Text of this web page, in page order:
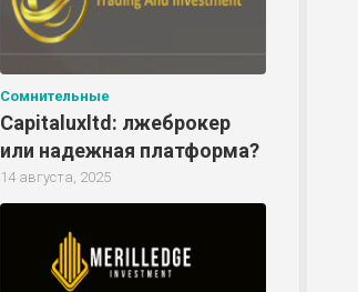
Сомнительные
Capitaluxltd: лжеброкер
или надежная платформа?
14 августа, 2025